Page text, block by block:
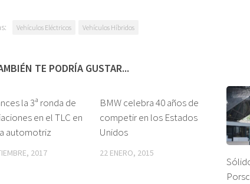
Vehículos Eléctricos Vehículos Híbridos
TE PODRÍA GUSTAR...
la 3ª ronda de
en el TLC en
automotriz
2017
BMW celebra 40 años de
competir en los Estados
Unidos
22 ENERO, 2015